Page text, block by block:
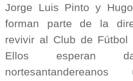
Jorge Luis Pinto y
forman parte de la
revivir al Club de Fútbol
Ellos esperan